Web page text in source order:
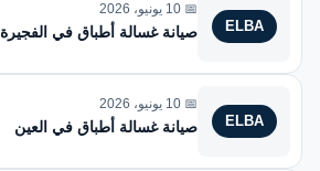
ELBA
📅 10 يونيو، 2026
صيانة غسالة أطباق في الفجيرة
ELBA
📅 10 يونيو، 2026
صيانة غسالة أطباق في العين